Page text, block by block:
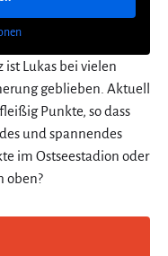
Lukas bei vielen
geblieben. Aktuell
Punkte, so dass
und spannendes
im Ostseestadion oder
oben?